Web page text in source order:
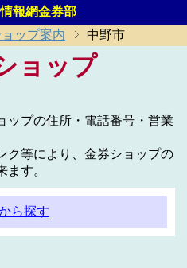
報網金券部
ップ案内 中野市
ョップ
ップの住所・電話番号・営業
ク等により、金券ショップの
す。
ら探す